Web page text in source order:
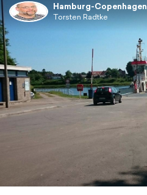
Hamburg-Copenhagen
Torsten Radtke